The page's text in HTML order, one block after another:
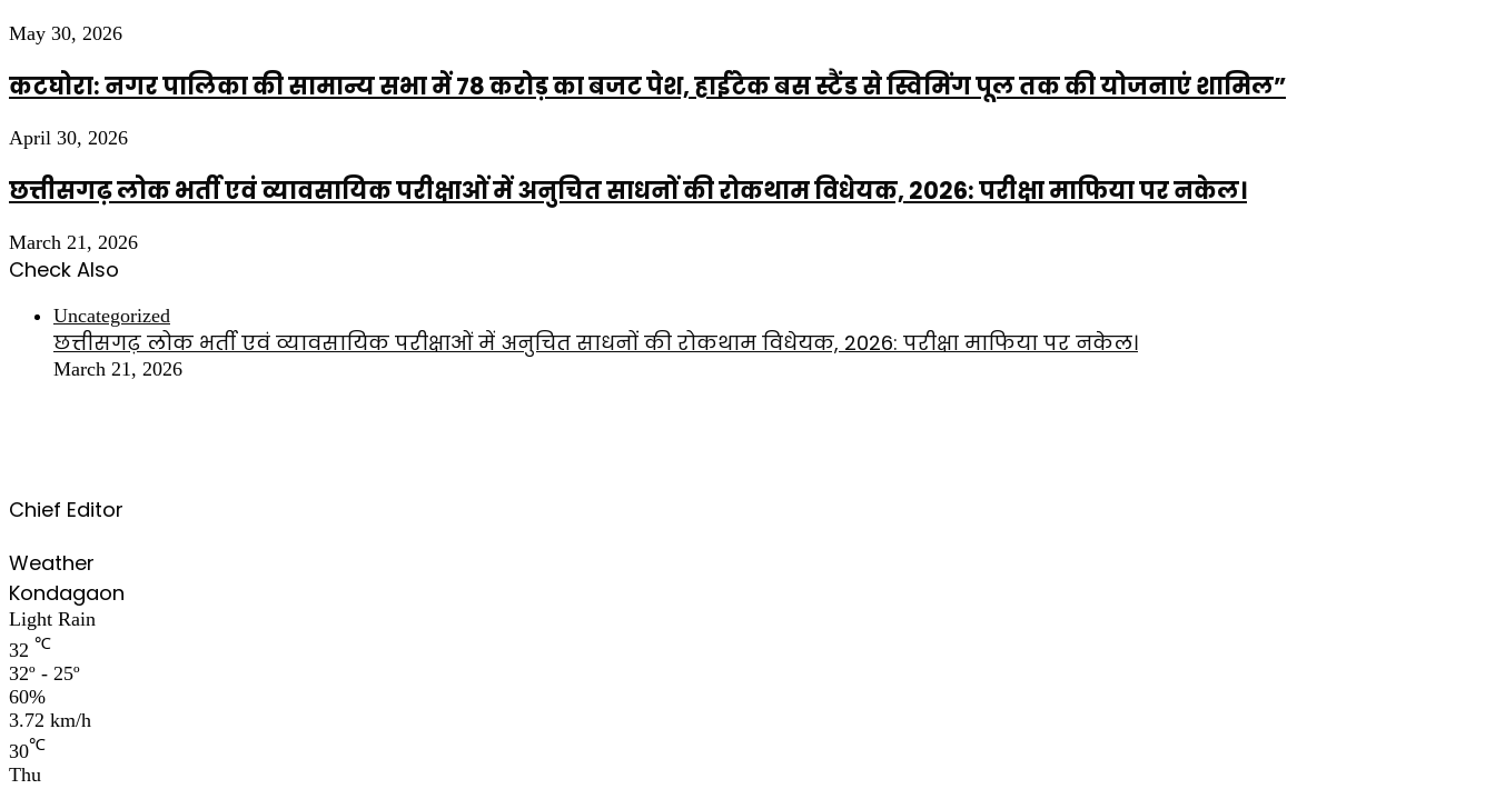
May 30, 2026
कटघोरा: नगर पालिका की सामान्य सभा में 78 करोड़ का बजट पेश, हाईटेक बस स्टैंड से स्विमिंग पूल तक की योजनाएं शामिल”
April 30, 2026
छत्तीसगढ़ लोक भर्ती एवं व्यावसायिक परीक्षाओं में अनुचित साधनों की रोकथाम विधेयक, 2026: परीक्षा माफिया पर नकेल।
March 21, 2026
Check Also
Uncategorized
छत्तीसगढ़ लोक भर्ती एवं व्यावसायिक परीक्षाओं में अनुचित साधनों की रोकथाम विधेयक, 2026: परीक्षा माफिया पर नकेल।
March 21, 2026
Chief Editor
Weather
Kondagaon
Light Rain
32 ℃
32º - 25º
60%
3.72 km/h
30℃
Thu